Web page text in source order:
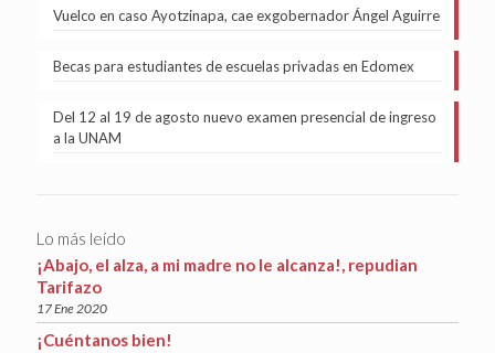
Vuelco en caso Ayotzinapa, cae exgobernador Ángel Aguirre
Becas para estudiantes de escuelas privadas en Edomex
Del 12 al 19 de agosto nuevo examen presencial de ingreso
a la UNAM
Lo más leído
¡Abajo, el alza, a mi madre no le alcanza!, repudian
Tarifazo
17 Ene 2020
¡Cuéntanos bien!